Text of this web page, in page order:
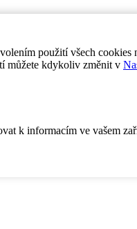
použití všech cookies
můžete kdykoliv změnit v
k informacím ve vašem